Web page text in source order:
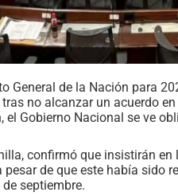
General de la Nación para
no alcanzar un acuerdo
Gobierno Nacional se ve
confirmó que insistirán
de que este había sido
septiembre.